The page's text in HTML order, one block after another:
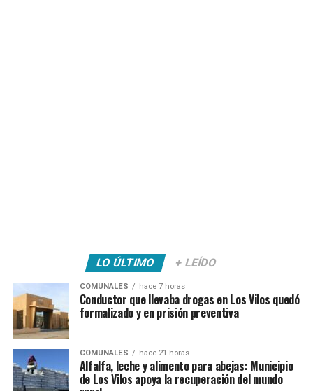
LO ÚLTIMO + LEÍDO
COMUNALES hace 7 horas
Conductor que llevaba drogas en Los Vilos quedó
formalizado y en prisión preventiva
COMUNALES hace 21 horas
Alfalfa, leche y alimento para abejas: Municipio
de Los Vilos apoya la recuperación del mundo